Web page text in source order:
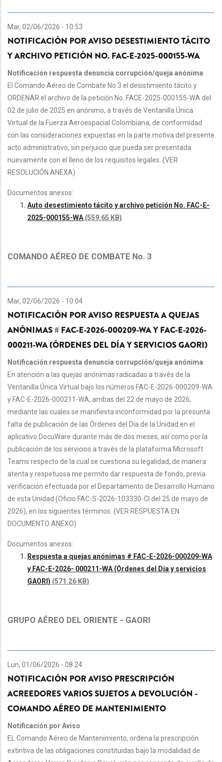
Mar, 02/06/2026 - 10:53
NOTIFICACIÓN POR AVISO DESESTIMIENTO TÁCITO
Y ARCHIVO PETICIÓN NO. FAC-E-2025-000155-WA
Notificación respuesta denuncia corrupción/queja anónima
El Comando Aéreo de Combate No.3 el desistimiento tácito y
ORDENAR el archivo de la petición No. FACE-2025-000155-WA del
02 de julio de 2025 en anónimo, a través de Ventanilla Única
Virtual de la Fuerza Aeroespacial Colombiana, de conformidad
con las consideraciones expuestas en la parte motiva del presente
acto administrativo, sin perjuicio que pueda ser presentada
nuevamente con el lleno de los requisitos legales. (VER
RESOLUCIÓN ANEXA)
Documentos anexos:
Auto desestimiento tácito y archivo petición No. FAC-E-
2025-000155-WA (559.65 KB)
COMANDO AÉREO DE COMBATE No. 3
Mar, 02/06/2026 - 10:04
NOTIFICACIÓN POR AVISO RESPUESTA A QUEJAS
ANÓNIMAS # FAC-E-2026-000209-WA Y FAC-E-2026-
000211-WA (ÓRDENES DEL DÍA Y SERVICIOS GAORI)
Notificación respuesta denuncia corrupción/queja anónima
En atención a las quejas anónimas radicadas a través de la
Ventanilla Única Virtual bajo los números FAC-E-2026-000209-WA
y FAC-E-2026-000211-WA, ambas del 22 de mayo de 2026,
mediante las cuales se manifiesta inconformidad por la presunta
falta de publicación de las Órdenes del Día de la Unidad en el
aplicativo DocuWare durante más de dos meses, así como por la
publicación de los servicios a través de la plataforma Microsoft
Teams respecto de la cual se cuestiona su legalidad, de manera
atenta y respetuosa me permito dar respuesta de fondo, previa
verificación efectuada por el Departamento de Desarrollo Humano
de esta Unidad (Oficio FAC-S-2026-103330-CI del 25 de mayo de
2026), en los siguientes términos: (VER RESPUESTA EN
DOCUMENTO ANEXO)
Documentos anexos:
Respuesta a quejas anónimas # FAC-E-2026-000209-WA
y FAC-E-2026- 000211-WA (Órdenes del Día y servicios
GAORI) (571.26 KB)
GRUPO AÉREO DEL ORIENTE - GAORI
Lun, 01/06/2026 - 08:24
NOTIFICACIÓN POR AVISO PRESCRIPCIÓN
ACREEDORES VARIOS SUJETOS A DEVOLUCIÓN -
COMANDO AÉREO DE MANTENIMIENTO
Notificación por Aviso
EL Comando Aéreo de Mantenimiento, ordena la prescripción
extintiva de las obligaciones constituidas bajo la modalidad de